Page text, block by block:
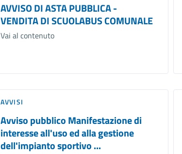
AVVISO DI ASTA PUBBLICA -
VENDITA DI SCUOLABUS COMUNALE
Vai al contenuto
AVVISI
Avviso pubblico Manifestazione di
interesse all'uso ed alla gestione
dell'impianto sportivo ...